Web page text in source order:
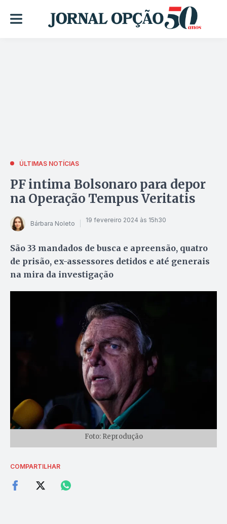
ÚLTIMAS NOTÍCIAS
PF intima Bolsonaro para depor
na Operação Tempus Veritatis
Bárbara Noleto 19 fevereiro 2024 às 15h30
São 33 mandados de busca e apreensão, quatro
de prisão, ex-assessores detidos e até generais
na mira da investigação
Foto: Reprodução
COMPARTILHAR